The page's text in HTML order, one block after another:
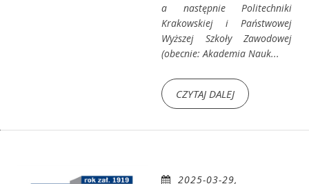
a następnie Politechniki
Krakowskiej i Państwowej
Wyższej Szkoły Zawodowej
(obecnie: Akademia Nauk...
CZYTAJ DALEJ
2025-03-29,